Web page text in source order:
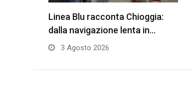
Linea Blu racconta Chioggia:
dalla navigazione lenta in…
3 Agosto 2026